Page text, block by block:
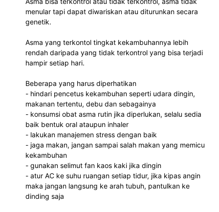
menular tapi dapat diwariskan atau diturunkan secara
genetik.
Asma yang terkontol tingkat kekambuhannya lebih
rendah daripada yang tidak terkontrol yang bisa terjadi
hampir setiap hari.
Beberapa yang harus diperhatikan
- hindari pencetus kekambuhan seperti udara dingin,
makanan tertentu, debu dan sebagainya
- konsumsi obat asma rutin jika diperlukan, selalu sedia
baik bentuk oral ataupun inhaler
- lakukan manajemen stress dengan baik
- jaga makan, jangan sampai salah makan yang memicu
kekambuhan
- gunakan selimut fan kaos kaki jika dingin
- atur AC ke suhu ruangan setiap tidur, jika kipas angin
maka jangan langsung ke arah tubuh, pantulkan ke
dinding saja